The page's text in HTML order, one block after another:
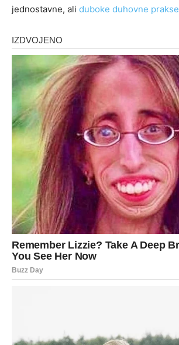
jednostavne, ali duboke duhovne prakse